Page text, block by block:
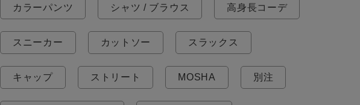
カラーパンツ シャツ / ブラウス 高身長コーデ
スニーカー カットソー スラックス
キャップ ストリート MOSHA 別注